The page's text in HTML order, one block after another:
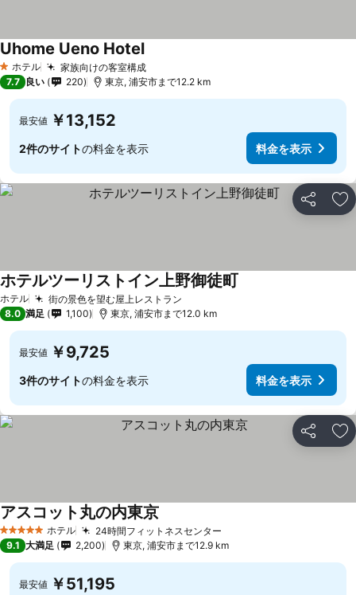
1 ホテルのランク
ホテル 家族向けの客室構成
Uhome Ueno Hotel
7.7 良い 220 東京, 浦安市まで12.2 km
最安値 ￥13,152
2件のサイトの料金を表示 料金を表示
シェア お
ホテル 街の景色を望む屋上レストラン
ホテルツーリストイン上野御徒町
8.0 満足 1,100 東京, 浦安市まで12.0 km
最安値 ￥9,725
3件のサイトの料金を表示 料金を表示
シェア お
5 ホテルのランク
ホテル 24時間フィットネスセンター
アスコット丸の内東京
9.1 大満足 2,200 東京, 浦安市まで12.9 km
最安値 ￥51,195